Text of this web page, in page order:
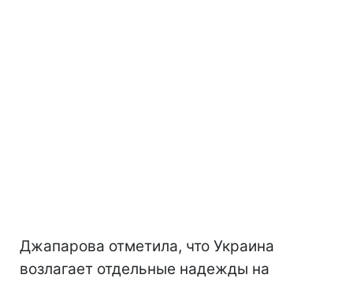
Джапарова отметила, что Украина
возлагает отдельные надежды на